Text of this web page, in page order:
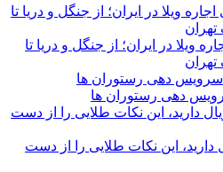
ویلا در ایران؛ از جنگل و دریا تا
دهی رستوران ها
این نکات طلایی را از دست